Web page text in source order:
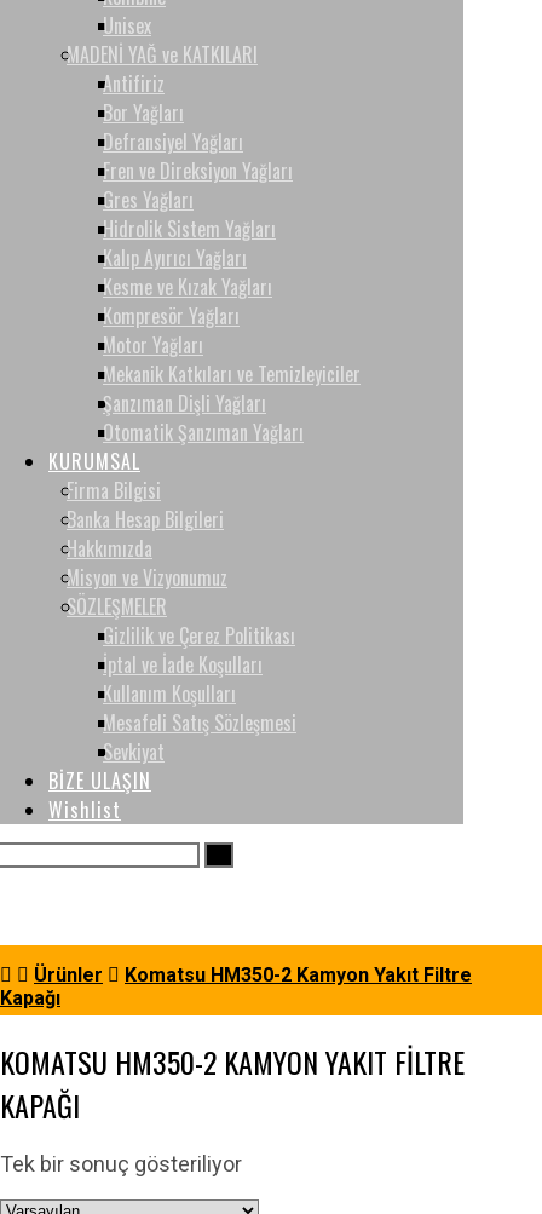
Unisex
MADENİ YAĞ ve KATKILARI
Antifiriz
Bor Yağları
Defransiyel Yağları
Fren ve Direksiyon Yağları
Gres Yağları
Hidrolik Sistem Yağları
Kalıp Ayırıcı Yağları
Kesme ve Kızak Yağları
Kompresör Yağları
Motor Yağları
Mekanik Katkıları ve Temizleyiciler
Şanzıman Dişli Yağları
Otomatik Şanzıman Yağları
KURUMSAL
Firma Bilgisi
Banka Hesap Bilgileri
Hakkımızda
Misyon ve Vizyonumuz
SÖZLEŞMELER
Gizlilik ve Çerez Politikası
İptal ve İade Koşulları
Kullanım Koşulları
Mesafeli Satış Sözleşmesi
Sevkiyat
BİZE ULAŞIN
Wishlist
Ürünler
Komatsu HM350-2 Kamyon Yakıt Filtre
Kapağı
KOMATSU HM350-2 KAMYON YAKIT FILTRE
KAPAĞI
Tek bir sonuç gösteriliyor